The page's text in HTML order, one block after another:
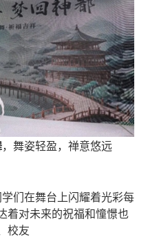
，舞姿轻盈，禅意悠远
们在舞台上闪耀着光彩每
着对未来的祝福和憧憬也
校友